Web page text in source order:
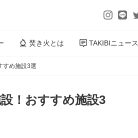
焚き火とは TAKIBIニュース
すめ施設3選
！おすすめ施設3